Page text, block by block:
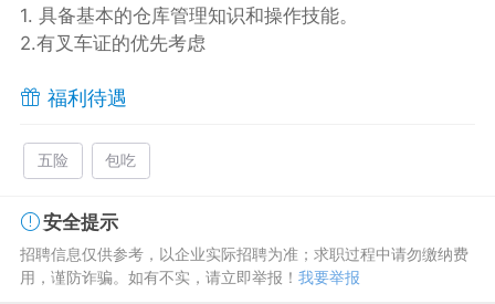
1. 具备基本的仓库管理知识和操作技能。
2.有叉车证的优先考虑
福利待遇
五险 包吃
安全提示
招聘信息仅供参考，以企业实际招聘为准；求职过程中请勿缴纳费
用，谨防诈骗。如有不实，请立即举报！ 我要举报